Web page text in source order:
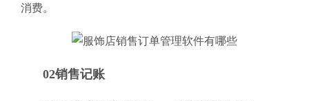
消费。
02销售记账